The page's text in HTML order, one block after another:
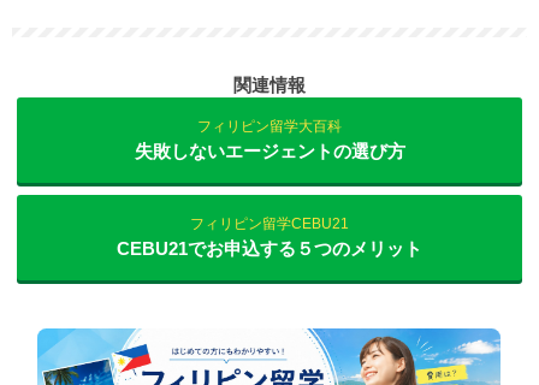
関連情報
フィリピン留学大百科
失敗しないエージェントの選び方
フィリピン留学CEBU21
CEBU21でお申込する５つのメリット